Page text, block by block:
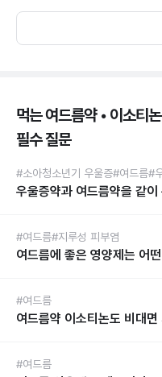
먹는 여드름약 • 이소티
필수 질문
#소아청소년기 우울증#여드름#
우울증약과 여드름약을 같
#여드름#지루성 피부염
여드름에 좋은 영양제는 어
#여드름
여드름약 이소티논도 비대
#여드름